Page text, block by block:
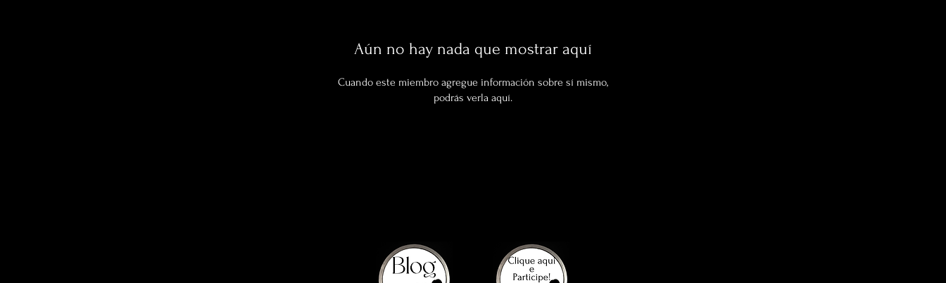
Aún no hay nada que mostrar aquí
Cuando este miembro agregue información sobre sí mismo,
podrás verla aquí.